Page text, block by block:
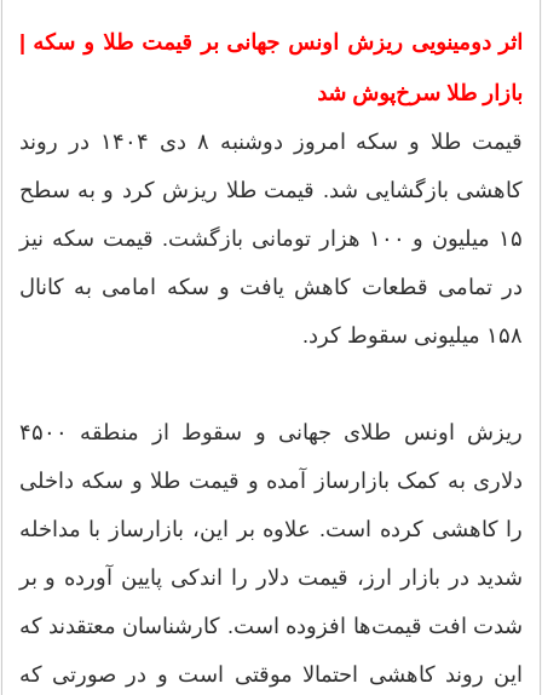
اثر دومینویی ریزش اونس جهانی بر قیمت طلا و سکه |
بازار طلا سرخ‌پوش شد
قیمت طلا و سکه امروز دوشنبه ۸ دی ۱۴۰۴ در روند
کاهشی بازگشایی شد. قیمت طلا ریزش کرد و به سطح
۱۵ میلیون و ۱۰۰ هزار تومانی بازگشت. قیمت سکه نیز
در تمامی قطعات کاهش یافت و سکه امامی به کانال
۱۵۸ میلیونی سقوط کرد.
ریزش اونس طلای جهانی و سقوط از منطقه ۴۵۰۰
دلاری به کمک بازارساز آمده و قیمت طلا و سکه داخلی
را کاهشی کرده است. علاوه بر این، بازارساز با مداخله
شدید در بازار ارز، قیمت دلار را اندکی پایین آورده و بر
شدت افت قیمت‌ها افزوده است. کارشناسان معتقدند که
این روند کاهشی احتمالا موقتی است و در صورتی که